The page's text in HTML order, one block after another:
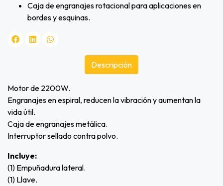
Caja de engranajes rotacional para aplicaciones en
bordes y esquinas.
Motor de 2200W.
Engranajes en espiral, reducen la vibración y aumentan la
vida útil.
Caja de engranajes metálica.
Interruptor sellado contra polvo.
Incluye:
(1) Empuñadura lateral.
(1) Llave.
Descripción